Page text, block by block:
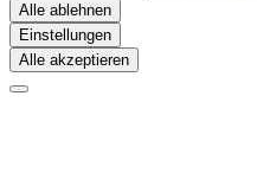
Alle ablehnen
Einstellungen
Alle akzeptieren